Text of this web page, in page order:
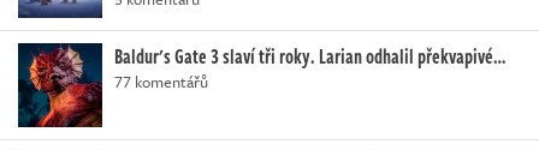
Baldur's Gate 3 slaví tři roky. Larian odhalil překvapivé…
77 komentářů